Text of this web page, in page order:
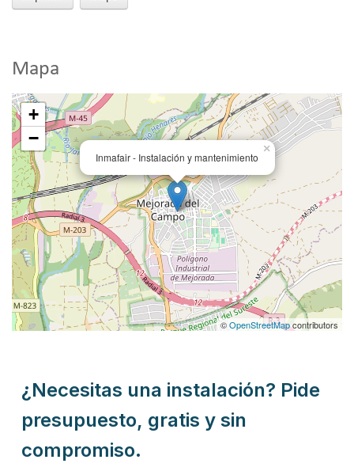
Mapa
Inmafair - Instalación y mantenimiento
×
+
−
©OpenStreetMapcontributors
¿Necesitas una instalación? Pide
presupuesto, gratis y sin
compromiso.